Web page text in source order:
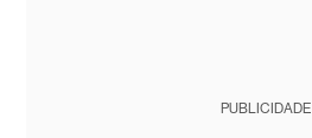
PUBLICIDADE